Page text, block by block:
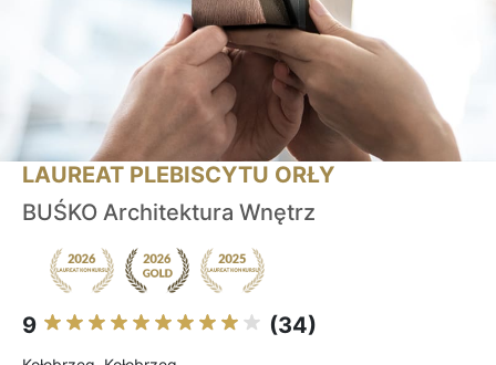
LAUREAT PLEBISCYTU ORŁY
BUŚKO Architektura Wnętrz
9 (34)